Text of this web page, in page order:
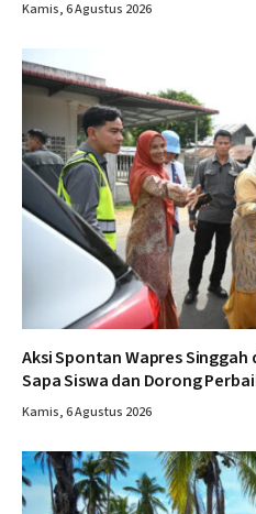
Kamis, 6 Agustus 2026
Aksi Spontan Wapres Singgah
Sapa Siswa dan Dorong
Kamis, 6 Agustus 2026